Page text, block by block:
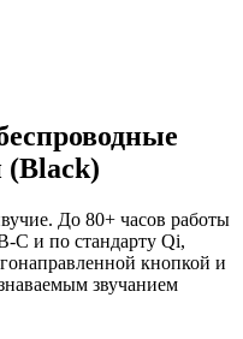
(Black)
До 80+ часов работы
и по стандарту Qi,
кнопкой и
звучанием